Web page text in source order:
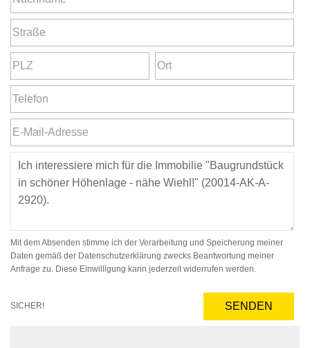
Mit dem Absenden stimme ich der Verarbeitung und Speicherung meiner
Daten gemäß der Datenschutzerklärung zwecks Beantwortung meiner
Anfrage zu. Diese Einwilligung kann jederzeit widerrufen werden.
SICHER! SENDEN